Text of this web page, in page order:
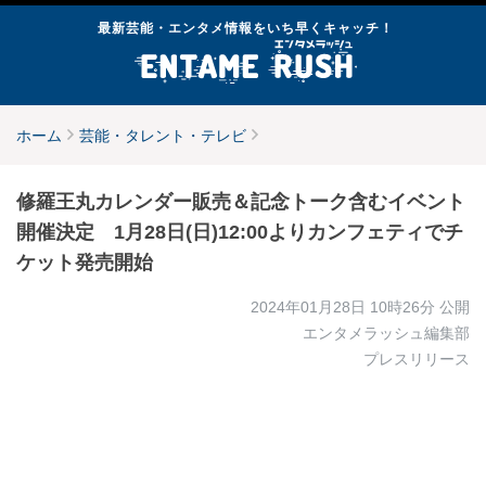
最新芸能・エンタメ情報をいち早くキャッチ！
ホーム 芸能・タレント・テレビ
修羅王丸カレンダー販売＆記念トーク含むイベント
開催決定 1月28日(日)12:00よりカンフェティでチ
ケット発売開始
2024年01月28日 10時26分 公開
エンタメラッシュ編集部
プレスリリース